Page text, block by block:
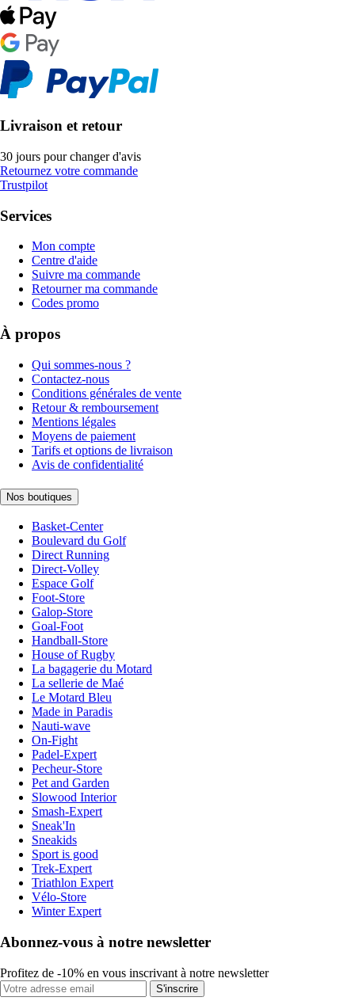
Livraison et retour
30 jours pour changer d'avis
Retournez votre commande
Trustpilot
Services
Mon compte
Centre d'aide
Suivre ma commande
Retourner ma commande
Codes promo
À propos
Qui sommes-nous ?
Contactez-nous
Conditions générales de vente
Retour & remboursement
Mentions légales
Moyens de paiement
Tarifs et options de livraison
Avis de confidentialité
Nos boutiques
Basket-Center
Boulevard du Golf
Direct Running
Direct-Volley
Espace Golf
Foot-Store
Galop-Store
Goal-Foot
Handball-Store
House of Rugby
La bagagerie du Motard
La sellerie de Maé
Le Motard Bleu
Made in Paradis
Nauti-wave
On-Fight
Padel-Expert
Pecheur-Store
Pet and Garden
Slowood Interior
Smash-Expert
Sneak'In
Sneakids
Sport is good
Trek-Expert
Triathlon Expert
Vélo-Store
Winter Expert
Abonnez-vous à notre newsletter
Profitez de -10% en vous inscrivant à notre newsletter
S'inscrire